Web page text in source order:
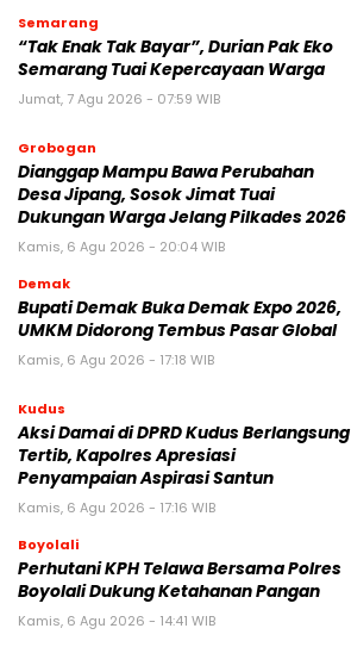
Semarang
“Tak Enak Tak Bayar”, Durian Pak Eko
Semarang Tuai Kepercayaan Warga
Jumat, 7 Agu 2026 - 07:59 WIB
Grobogan
Dianggap Mampu Bawa Perubahan
Desa Jipang, Sosok Jimat Tuai
Dukungan Warga Jelang Pilkades 2026
Kamis, 6 Agu 2026 - 20:04 WIB
Demak
Bupati Demak Buka Demak Expo 2026,
UMKM Didorong Tembus Pasar Global
Kamis, 6 Agu 2026 - 17:18 WIB
Kudus
Aksi Damai di DPRD Kudus Berlangsung
Tertib, Kapolres Apresiasi
Penyampaian Aspirasi Santun
Kamis, 6 Agu 2026 - 17:16 WIB
Boyolali
Perhutani KPH Telawa Bersama Polres
Boyolali Dukung Ketahanan Pangan
Kamis, 6 Agu 2026 - 14:41 WIB